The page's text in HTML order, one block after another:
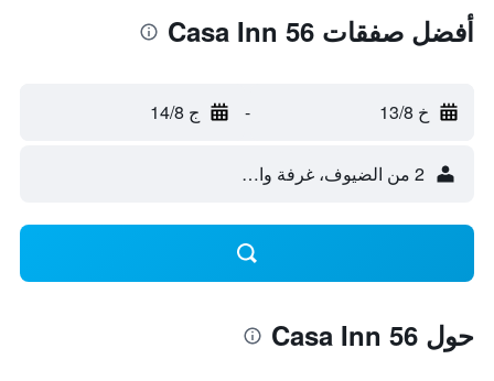
أفضل صفقات Casa Inn 56
خ 13/8 - ج 14/8
2 من الضيوف، غرفة واحدة
حول Casa Inn 56